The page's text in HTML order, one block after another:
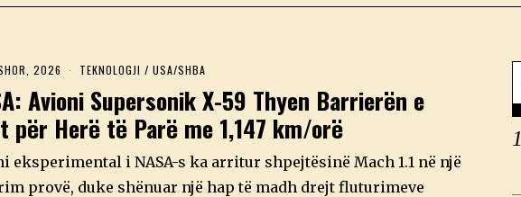
2026
Q
E
R
S
H
O
R
TEKNOLOGJI / USA/SHBA
Avioni Supersonik X-59 Thyen Barrierën e
për Herë të Parë me 1,147 km/orë
eksperimental i NASA-s ka arritur shpejtësinë Mach 1.1 në një
provë, duke shënuar një hap të madh drejt fluturimeve